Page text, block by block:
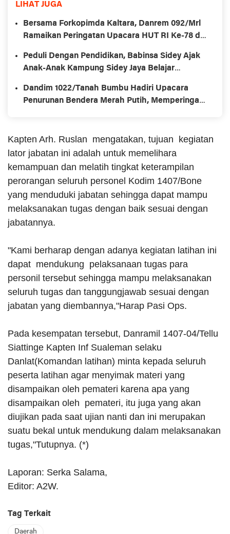
LIHAT JUGA
Bersama Forkopimda Kaltara, Danrem 092/Mrl
Ramaikan Peringatan Upacara HUT RI Ke-78 di
Peduli Dengan Pendidikan, Babinsa Sidey Ajak
Anak-Anak Kampung Sidey Jaya Belajar
Dandim 1022/Tanah Bumbu Hadiri Upacara
Penurunan Bendera Merah Putih, Memperingati
Kapten Arh. Ruslan mengatakan, tujuan kegiatan
lator jabatan ini adalah untuk memelihara
kemampuan dan melatih tingkat keterampilan
perorangan seluruh personel Kodim 1407/Bone
yang menduduki jabatan sehingga dapat mampu
melaksanakan tugas dengan baik sesuai dengan
jabatannya.
"Kami berharap dengan adanya kegiatan latihan ini
dapat mendukung pelaksanaan tugas para
personil tersebut sehingga mampu melaksanakan
seluruh tugas dan tanggungjawab sesuai dengan
jabatan yang diembannya,"Harap Pasi Ops.
Pada kesempatan tersebut, Danramil 1407-04/Tellu
Siattinge Kapten Inf Sualeman selaku
Danlat(Komandan latihan) minta kepada seluruh
peserta latihan agar menyimak materi yang
disampaikan oleh pemateri karena apa yang
disampaikan oleh pemateri, itu juga yang akan
diujikan pada saat ujian nanti dan ini merupakan
suatu bekal untuk mendukung dalam melaksanakan
tugas,"Tutupnya. (*)
Laporan: Serka Salama,
Editor: A2W.
Tag Terkait
Daerah